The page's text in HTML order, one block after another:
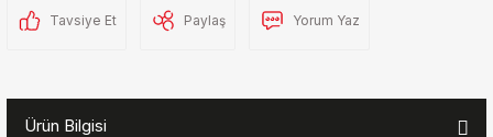
Tavsiye Et Paylaş Yorum Yaz
Ürün Bilgisi